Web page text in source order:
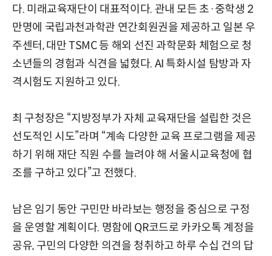
다. 미래교육재단이 대표적이다. 관내 모든 초·중학생 2
만명에 국립과천과학관 연간회원권을 제공하고 일본 우
주센터, 대만 TSMC 등 해외 선진 과학문화 체험으로 청
소년들의 경험과 식견을 넓혔다. AI 특화시설 탐방과 자
격시험도 지원하고 있다.
최 구청장은 “지방정부가 자체 교육재단을 설립한 것은
선도적인 시도”라며 “계속 다양한 교육 프로그램을 제공
하기 위해 재단 직원 수를 늘려야 해 서울시교육청에 협
조를 구하고 있다”고 전했다.
남은 임기 동안 구민만 바라보는 행정을 중심으로 구정
을 운영할 계획이다. 명함에 QR코드로 카카오톡 계정을
공유, 구민의 다양한 의견을 청취하고 하루 수십 건의 답